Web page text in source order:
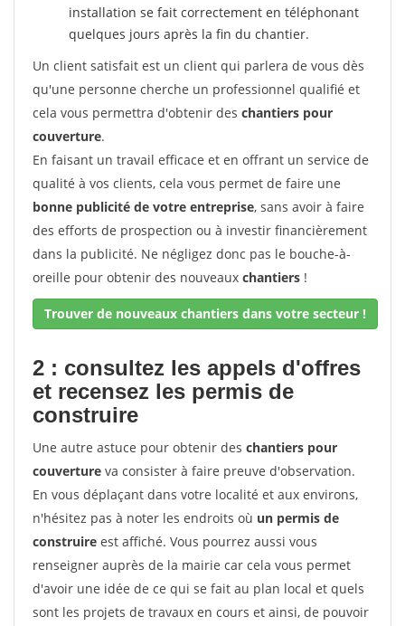
installation se fait correctement en téléphonant
quelques jours après la fin du chantier.
Un client satisfait est un client qui parlera de vous dès
qu'une personne cherche un professionnel qualifié et
cela vous permettra d'obtenir des chantiers pour
couverture.
En faisant un travail efficace et en offrant un service de
qualité à vos clients, cela vous permet de faire une
bonne publicité de votre entreprise, sans avoir à faire
des efforts de prospection ou à investir financièrement
dans la publicité. Ne négligez donc pas le bouche-à-
oreille pour obtenir des nouveaux chantiers !
Trouver de nouveaux chantiers dans votre secteur !
2 : consultez les appels d'offres
et recensez les permis de
construire
Une autre astuce pour obtenir des chantiers pour
couverture va consister à faire preuve d'observation.
En vous déplaçant dans votre localité et aux environs,
n'hésitez pas à noter les endroits où un permis de
construire est affiché. Vous pourrez aussi vous
renseigner auprès de la mairie car cela vous permet
d'avoir une idée de ce qui se fait au plan local et quels
sont les projets de travaux en cours et ainsi, de pouvoir